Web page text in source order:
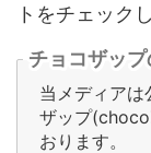
トをチェック
チョコザッ
当メディアは
ザップ
おります。